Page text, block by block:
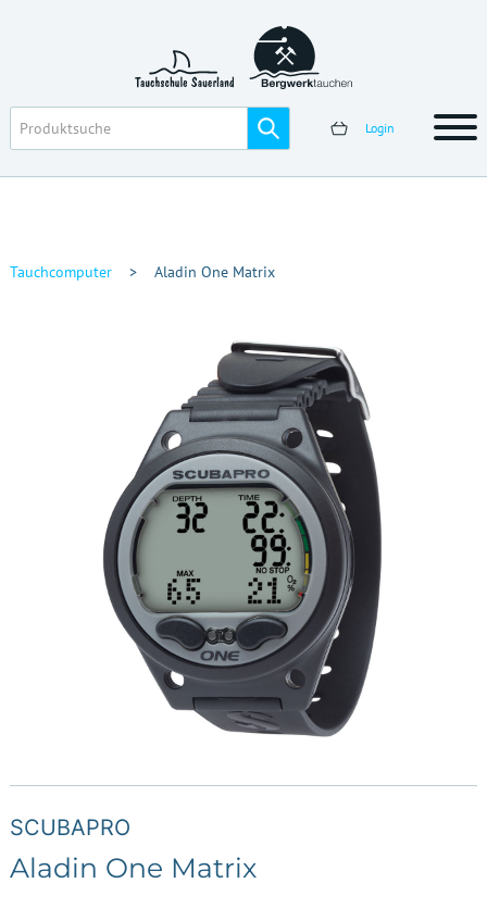
Login
Tauchcomputer > Aladin One Matrix
SCUBAPRO
Aladin One Matrix